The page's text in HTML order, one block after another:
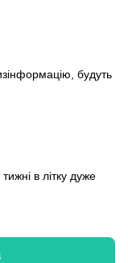
будуть
в літку дуже